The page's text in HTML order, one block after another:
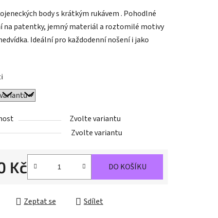
body s krátkým rukávem . Pohodlné
na patentky, jemný materiál a roztomilé motivy
Ideální pro každodenní nošení i jako
Zvolte variantu
Zvolte variantu
Kč DO KOŠÍKU
Zeptat se Sdílet